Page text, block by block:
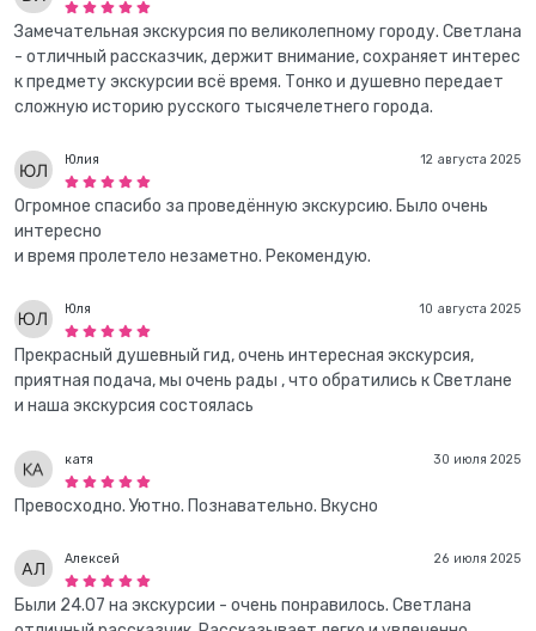
Замечательная экскурсия по великолепному городу. Светлана
- отличный рассказчик, держит внимание, сохраняет интерес
к предмету экскурсии всё время. Тонко и душевно передает
сложную историю русского тысячелетнего города.
12 августа 2025
Юлия
Огромное спасибо за проведённую экскурсию. Было очень
интересно
и время пролетело незаметно. Рекомендую.
10 августа 2025
Юля
Прекрасный душевный гид, очень интересная экскурсия,
приятная подача, мы очень рады , что обратились к Светлане
и наша экскурсия состоялась
30 июля 2025
катя
Превосходно. Уютно. Познавательно. Вкусно
26 июля 2025
Алексей
Были 24.07 на экскурсии - очень понравилось. Светлана